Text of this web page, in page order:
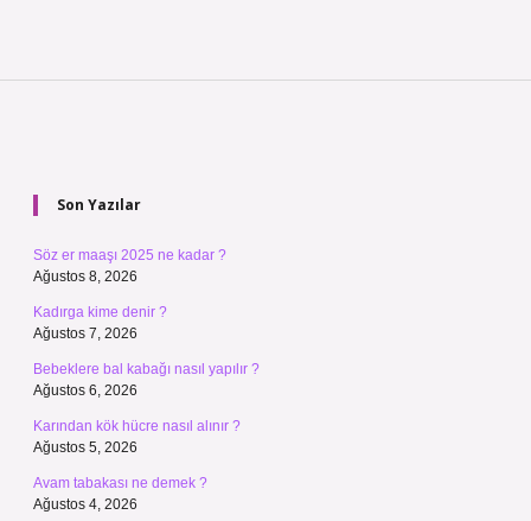
Son Yazılar
Söz er maaşı 2025 ne kadar ?
Ağustos 8, 2026
Kadırga kime denir ?
Ağustos 7, 2026
Bebeklere bal kabağı nasıl yapılır ?
Ağustos 6, 2026
Karından kök hücre nasıl alınır ?
Ağustos 5, 2026
Avam tabakası ne demek ?
Ağustos 4, 2026